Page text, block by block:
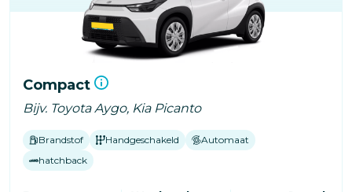
Compact
Bijv. Toyota Aygo, Kia Picanto
Brandstof Handgeschakeld
Automaat
hatchback